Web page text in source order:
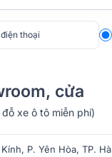
cửa
xe ô tô miễn phí)
P. Yên Hòa, TP.